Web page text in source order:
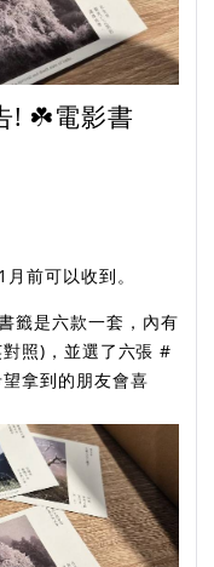
! ☘️電影書
前可以收到。
籤是六款一套，內有
照)，並選了六張 #
拿到的朋友會喜